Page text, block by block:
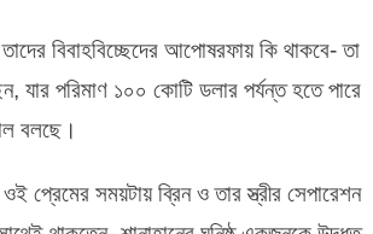
বিবাহবিচ্ছেদের আপোষরফায় কি থাকবে- তা
যার পরিমাণ ১০০ কোটি ডলার পর্যন্ত হতে পারে
বলছে।
প্রেমের সময়টায় ব্রিন ও তার স্ত্রীর সেপারেশন